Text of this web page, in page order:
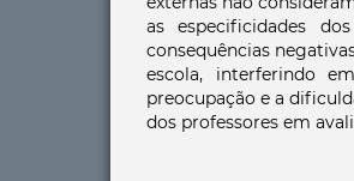
as especificidades
consequências
escola, interferindo
preocupação e a
dos professores em